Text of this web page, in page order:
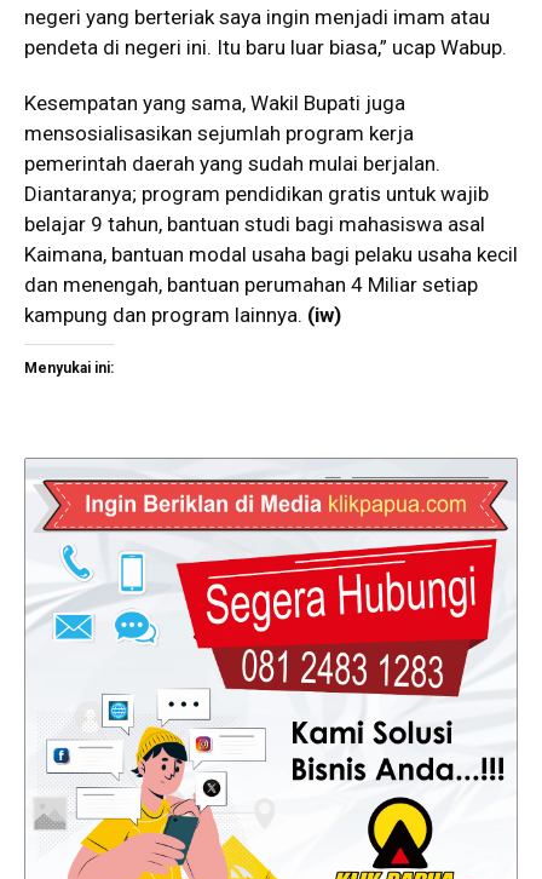
negeri yang berteriak saya ingin menjadi imam atau
pendeta di negeri ini. Itu baru luar biasa,” ucap Wabup.
Kesempatan yang sama, Wakil Bupati juga
mensosialisasikan sejumlah program kerja
pemerintah daerah yang sudah mulai berjalan.
Diantaranya; program pendidikan gratis untuk wajib
belajar 9 tahun, bantuan studi bagi mahasiswa asal
Kaimana, bantuan modal usaha bagi pelaku usaha kecil
dan menengah, bantuan perumahan 4 Miliar setiap
kampung dan program lainnya. (iw)
Menyukai ini: